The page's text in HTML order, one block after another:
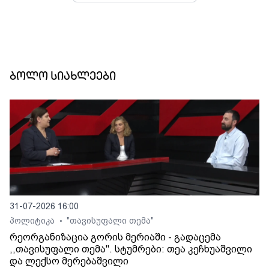
ბოლო სიახლეები
31-07-2026 16:00
პოლიტიკა
• "თავისუფალი თემა"
რეორგანიზაცია გორის მერიაში - გადაცემა
,,თავისუფალი თემა". სტუმრები: თეა კეჩხუაშვილი
და ლექსო მერებაშვილი